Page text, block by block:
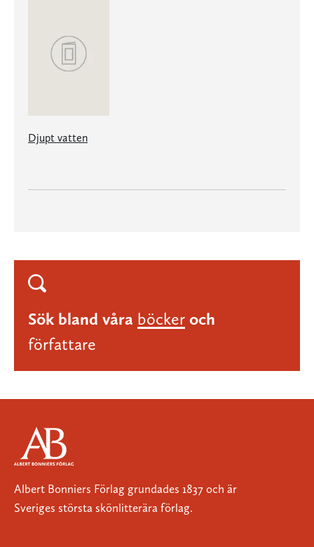
Djupt vatten
Sök bland våra böcker och
författare
Albert Bonniers Förlag grundades 1837 och är
Sveriges största skönlitterära förlag.